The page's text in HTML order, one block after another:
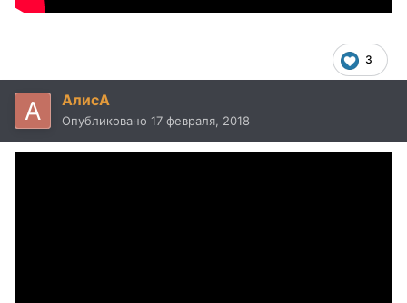
3
AлисA
Опубликовано 17 февраля, 2018